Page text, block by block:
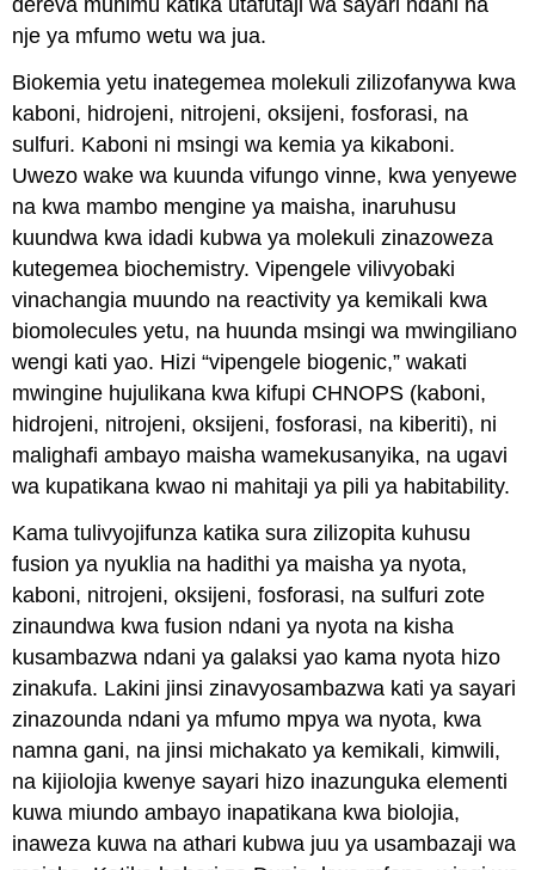
dereva muhimu katika utafutaji wa sayari ndani na
nje ya mfumo wetu wa jua.
Biokemia yetu inategemea molekuli zilizofanywa kwa
kaboni, hidrojeni, nitrojeni, oksijeni, fosforasi, na
sulfuri. Kaboni ni msingi wa kemia ya kikaboni.
Uwezo wake wa kuunda vifungo vinne, kwa yenyewe
na kwa mambo mengine ya maisha, inaruhusu
kuundwa kwa idadi kubwa ya molekuli zinazoweza
kutegemea biochemistry. Vipengele vilivyobaki
vinachangia muundo na reactivity ya kemikali kwa
biomolecules yetu, na huunda msingi wa mwingiliano
wengi kati yao. Hizi “vipengele biogenic,” wakati
mwingine hujulikana kwa kifupi CHNOPS (kaboni,
hidrojeni, nitrojeni, oksijeni, fosforasi, na kiberiti), ni
malighafi ambayo maisha wamekusanyika, na ugavi
wa kupatikana kwao ni mahitaji ya pili ya habitability.
Kama tulivyojifunza katika sura zilizopita kuhusu
fusion ya nyuklia na hadithi ya maisha ya nyota,
kaboni, nitrojeni, oksijeni, fosforasi, na sulfuri zote
zinaundwa kwa fusion ndani ya nyota na kisha
kusambazwa ndani ya galaksi yao kama nyota hizo
zinakufa. Lakini jinsi zinavyosambazwa kati ya sayari
zinazounda ndani ya mfumo mpya wa nyota, kwa
namna gani, na jinsi michakato ya kemikali, kimwili,
na kijiolojia kwenye sayari hizo inazunguka elementi
kuwa miundo ambayo inapatikana kwa biolojia,
inaweza kuwa na athari kubwa juu ya usambazaji wa